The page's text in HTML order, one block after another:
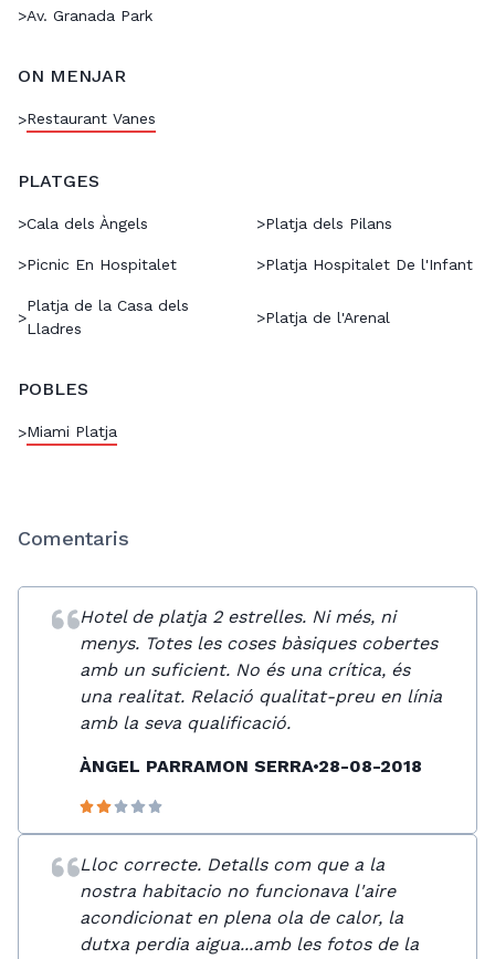
>Av. Granada Park
ON MENJAR
>Restaurant Vanes
PLATGES
>Cala dels Àngels >Platja dels Pilans
>Picnic En Hospitalet >Platja Hospitalet De l'Infant
>
Platja de la Casa dels
Lladres
>Platja de l'Arenal
POBLES
>Miami Platja
Comentaris
Hotel de platja 2 estrelles. Ni més, ni
menys. Totes les coses bàsiques cobertes
amb un suficient. No és una crítica, és
una realitat. Relació qualitat-preu en línia
amb la seva qualificació.
ÀNGEL PARRAMON SERRA 28-08-2018
Lloc correcte. Detalls com que a la
nostra habitacio no funcionava l'aire
acondicionat en plena ola de calor, la
dutxa perdia aigua...amb les fotos de la